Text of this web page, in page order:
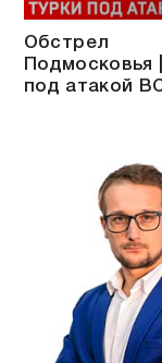
Обстрел
Подмосковья
под атакой